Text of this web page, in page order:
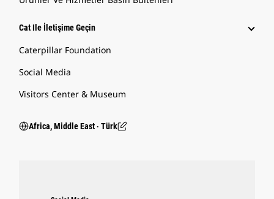
Cat Ile İletişime Geçin
Caterpillar Foundation
Social Media
Visitors Center & Museum
Africa, Middle East ‧ Türk